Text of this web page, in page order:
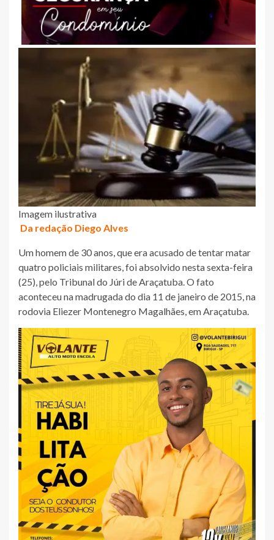
Imagem ilustrativa
Da redação Diego Alves
Um homem de 30 anos, que era acusado de tentar matar
quatro policiais militares, foi absolvido nesta sexta-feira
(25), pelo Tribunal do Júri de Araçatuba. O fato
aconteceu na madrugada do dia 11 de janeiro de 2015, na
rodovia Eliezer Montenegro Magalhães, em Araçatuba.